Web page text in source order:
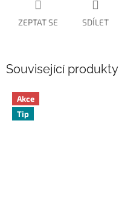
ZEPTAT SE SDÍLET
Související produkty
Akce
Tip